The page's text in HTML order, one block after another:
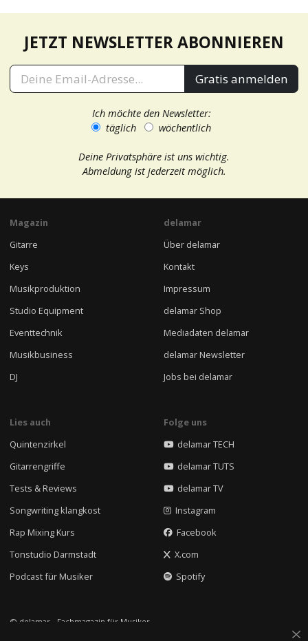
JETZT NEWSLETTER ABONNIEREN
Gratis anmelden
Ich möchte den Newsletter:
täglich
wöchentlich
Deine Privatsphäre ist uns wichtig.
Abmeldung ist jederzeit möglich.
Magazin
Gitarre
Keys
Musikproduktion
Studio Equipment
Eventtechnik
Musikbusiness
DJ
delamar
Über delamar
Kontakt
Impressum
delamar Shop
Mediadaten delamar
delamar Newsletter
Jobs bei delamar
Lies auch
Quintenzirkel
Gitarrengriffe
Tests & Reviews
Songwriting klangkost
Rap Mixing Kurs
Tonstudio Darmstadt
Podcast für Musiker
Folge uns
delamar TECH
delamar TUTS
delamar TV
Instagram
Facebook
X.com
Spotify
© delamar - Fachmagazin für Musiker